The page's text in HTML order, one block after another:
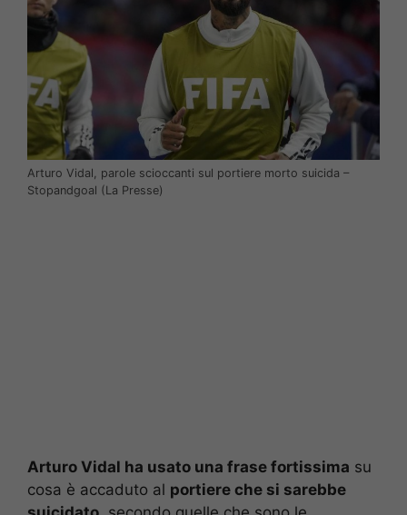
Arturo Vidal, parole scioccanti sul portiere morto suicida –
Stopandgoal (La Presse)
Arturo Vidal ha usato una frase fortissima su
cosa è accaduto al portiere che si sarebbe